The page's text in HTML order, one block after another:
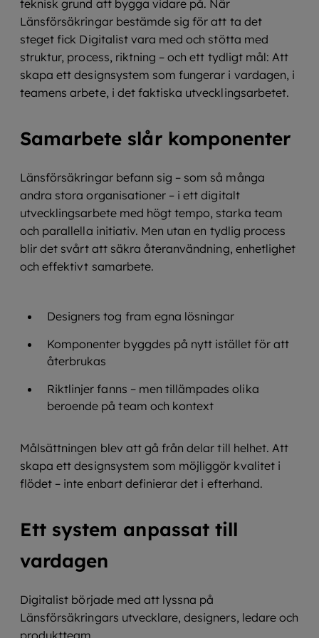
teknisk grund att bygga vidare på. När
Länsförsäkringar bestämde sig för att ta det
steget fick Digitalist vara med och stötta med
struktur, process, riktning – och ett tydligt mål: Att
skapa ett designsystem som fungerar i vardagen, i
teamens arbete, i det faktiska utvecklingsarbetet.
Samarbete slår komponenter
Länsförsäkringar befann sig – som så många
andra stora organisationer – i ett digitalt
utvecklingsarbete med högt tempo, starka team
och parallella initiativ. Men utan en tydlig process
blir det svårt att säkra återanvändning, enhetlighet
och effektivt samarbete.
Designers tog fram egna lösningar
Komponenter byggdes på nytt istället för att
återbrukas
Riktlinjer fanns – men tillämpades olika
beroende på team och kontext
Målsättningen blev att gå från delar till helhet. Att
skapa ett designsystem som möjliggör kvalitet i
flödet – inte enbart definierar det i efterhand.
Ett system anpassat till
vardagen
Digitalist började med att lyssna på
Länsförsäkringars utvecklare, designers, ledare och
produktteam.